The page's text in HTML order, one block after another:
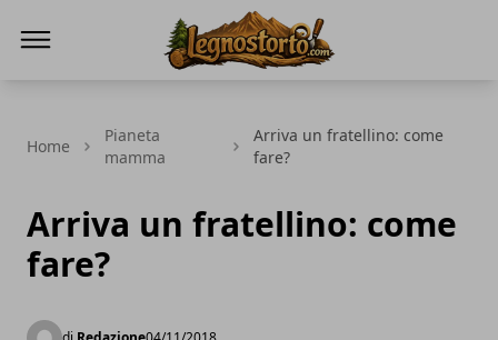
Home
Pianeta
mamma
Arriva un fratellino: come
fare?
Arriva un fratellino: come
fare?